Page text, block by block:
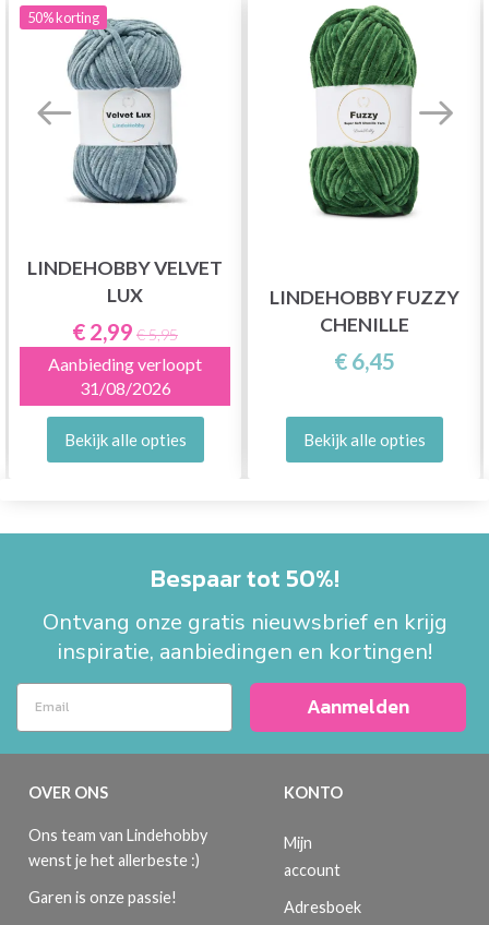
50%korting
LINDEHOBBY VELVET
LUX
€ 2,99 € 5,95
Aanbieding verloopt
31/08/2026
Bekijk alle opties
LINDEHOBBY FUZZY
CHENILLE
€ 6,45
Bekijk alle opties
Bespaar tot 50%!
Ontvang onze gratis nieuwsbrief en krijg
inspiratie, aanbiedingen en kortingen!
Aanmelden
OVER ONS
Ons team van Lindehobby
wenst je het allerbeste :)
Garen is onze passie!
KONTO
Mijn
account
Adresboek